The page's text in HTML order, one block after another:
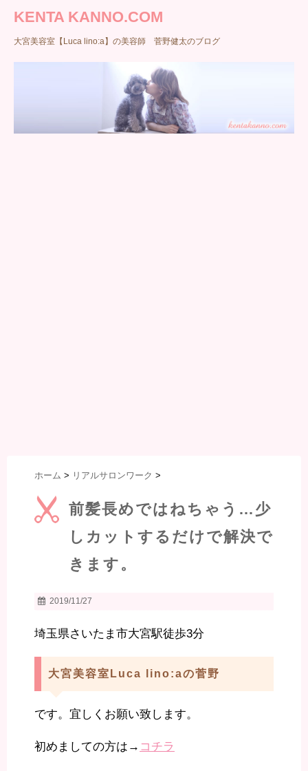
KENTA KANNO.COM
大宮美容室【Luca lino:a】の美容師 菅野健太のブログ
ホーム > リアルサロンワーク >
前髪長めではねちゃう…少
しカットするだけで解決で
きます。
2019/11/27
埼玉県さいたま市大宮駅徒歩3分
大宮美容室Luca lino:aの菅野
です。宜しくお願い致します。
初めましての方は→ コチラ